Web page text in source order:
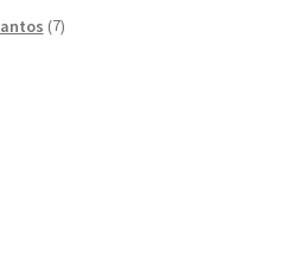
7izdelkov